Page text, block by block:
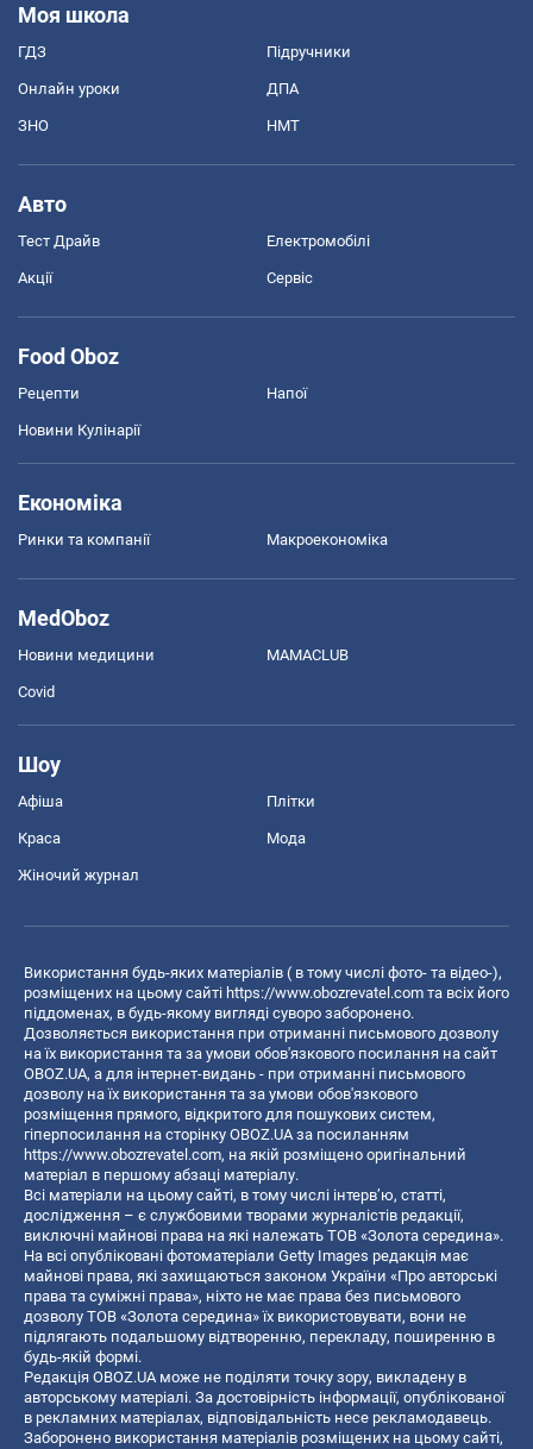
Моя школа
ГДЗ Підручники
Онлайн уроки ДПА
ЗНО НМТ
Авто
Тест Драйв Електромобілі
Акції Сервіс
Food Oboz
Рецепти Напої
Новини Кулінарії
Економіка
Ринки та компанії Макроекономіка
MedOboz
Новини медицини MAMACLUB
Covid
Шоу
Афіша Плітки
Краса Мода
Жіночий журнал
Використання будь-яких матеріалів ( в тому числі фото- та відео-),
розміщених на цьому сайті https://www.obozrevatel.com та всіх його
піддоменах, в будь-якому вигляді суворо заборонено.
Дозволяється використання при отриманні письмового дозволу
на їх використання та за умови обов'язкового посилання на сайт
OBOZ.UA, а для інтернет-видань - при отриманні письмового
дозволу на їх використання та за умови обов'язкового
розміщення прямого, відкритого для пошукових систем,
гіперпосилання на сторінку OBOZ.UA за посиланням
https://www.obozrevatel.com, на якій розміщено оригінальний
матеріал в першому абзаці матеріалу.
Всі матеріали на цьому сайті, в тому числі інтерв’ю, статті,
дослідження – є службовими творами журналістів редакції,
виключні майнові права на які належать ТОВ «Золота середина».
На всі опубліковані фотоматеріали Getty Images редакція має
майнові права, які захищаються законом України «Про авторські
права та суміжні права», ніхто не має права без письмового
дозволу ТОВ «Золота середина» їх використовувати, вони не
підлягають подальшому відтворенню, перекладу, поширенню в
будь-якій формі.
Редакція OBOZ.UA може не поділяти точку зору, викладену в
авторському матеріалі. За достовірність інформації, опублікованої
в рекламних матеріалах, відповідальність несе рекламодавець.
Заборонено використання матеріалів розміщених на цьому сайті,